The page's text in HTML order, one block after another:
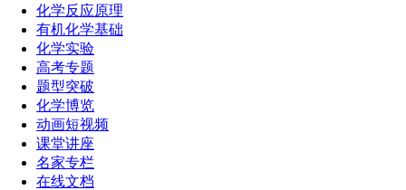
化学反应原理
有机化学基础
化学实验
高考专题
题型突破
化学博览
动画短视频
课堂讲座
名家专栏
在线文档